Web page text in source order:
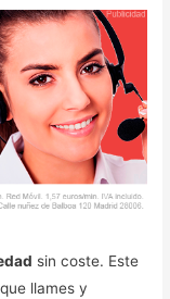
sin coste. Este
llames y